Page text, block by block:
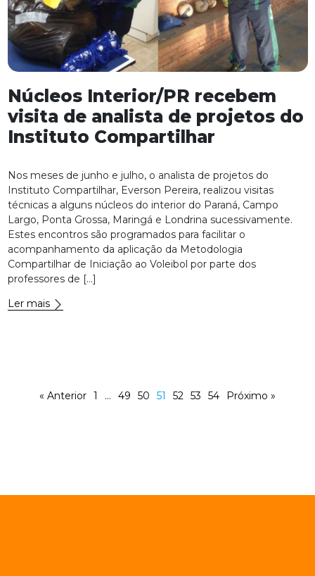
Núcleos Interior/PR recebem
visita de analista de projetos do
Instituto Compartilhar
Nos meses de junho e julho, o analista de projetos do
Instituto Compartilhar, Everson Pereira, realizou visitas
técnicas a alguns núcleos do interior do Paraná, Campo
Largo, Ponta Grossa, Maringá e Londrina sucessivamente.
Estes encontros são programados para facilitar o
acompanhamento da aplicação da Metodologia
Compartilhar de Iniciação ao Voleibol por parte dos
professores de […]
Ler mais
« Anterior 1 … 49 50 51 52 53 54 Próximo »